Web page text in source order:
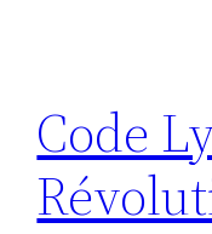
Code